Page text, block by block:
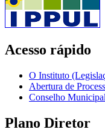
Acesso rápido
O Instituto
Abertura de
Conselho
Plano Diretor